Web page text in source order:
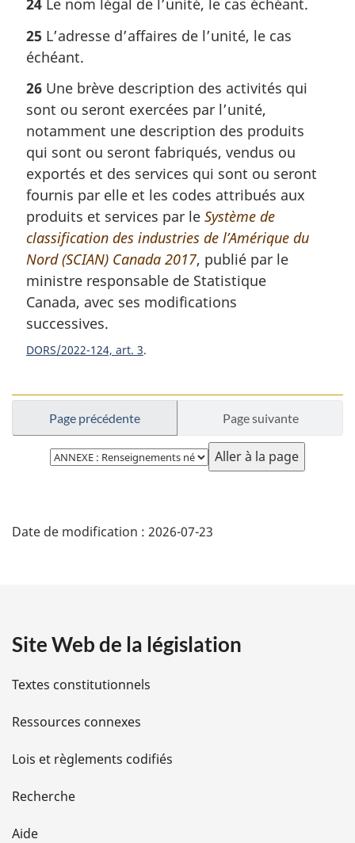
24 Le nom légal de l’unité, le cas échéant.
25 L’adresse d’affaires de l’unité, le cas
échéant.
26 Une brève description des activités qui
sont ou seront exercées par l’unité,
notamment une description des produits
qui sont ou seront fabriqués, vendus ou
exportés et des services qui sont ou seront
fournis par elle et les codes attribués aux
produits et services par le Système de
classification des industries de l’Amérique du
Nord (SCIAN) Canada 2017, publié par le
ministre responsable de Statistique
Canada, avec ses modifications
successives.
DORS/2022-124, art. 3
Page précédente Page suivante
Choisissez
la
é
i
l
s
d
e
l
Date de modification : 2026-07-23
Site Web de la législation
Textes constitutionnels
Ressources connexes
Lois et règlements codifiés
Recherche
Aide